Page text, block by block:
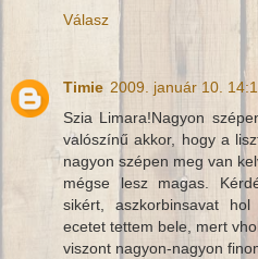
Válasz
Timie 2009. január 10.
Szia Limara!Nagyon
valószínű akkor, hogy a
nagyon szépen meg van
mégse lesz magas.
sikért, aszkorbinsavat
ecetet tettem bele, mert
viszont nagyon-nagyon